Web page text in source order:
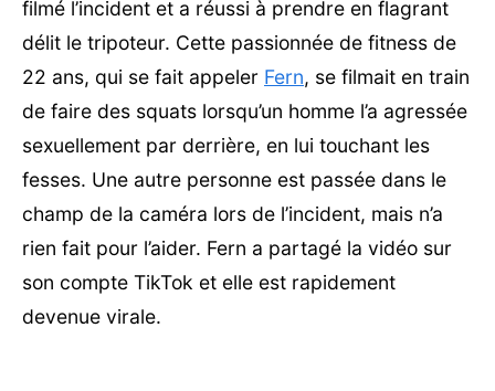
filmé l’incident et a réussi à prendre en flagrant
délit le tripoteur. Cette passionnée de fitness de
22 ans, qui se fait appeler Fern, se filmait en train
de faire des squats lorsqu’un homme l’a agressée
sexuellement par derrière, en lui touchant les
fesses. Une autre personne est passée dans le
champ de la caméra lors de l’incident, mais n’a
rien fait pour l’aider. Fern a partagé la vidéo sur
son compte TikTok et elle est rapidement
devenue virale.